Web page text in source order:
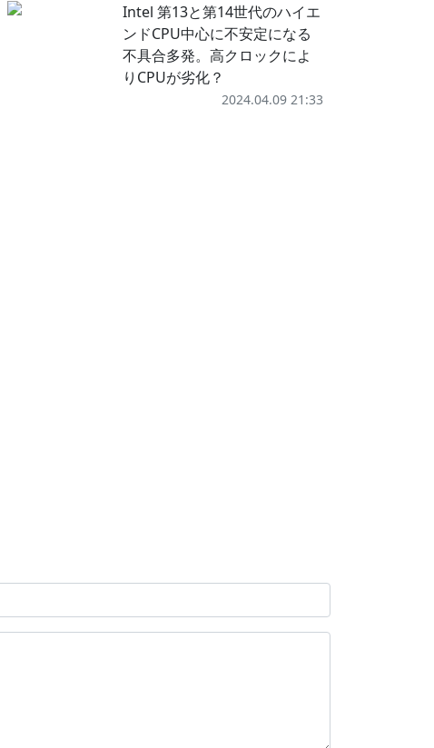
Intel 第13と第14世代のハイエ
ンドCPU中心に不安定になる
不具合多発。高クロックによ
りCPUが劣化？
2024.04.09 21:33